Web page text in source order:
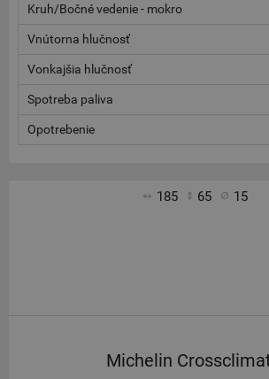
Kruh/Bočné vedenie - mokro
Vnútorna hlučnosť
Vonkajšia hlučnosť
Spotreba paliva
Opotrebenie
185 65 15
Michelin